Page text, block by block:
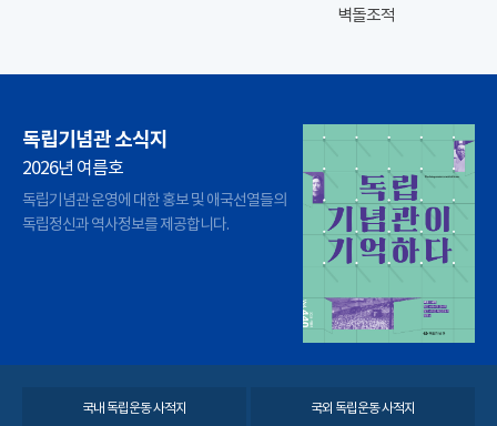
벽돌조적
독립기념관 소식지
2026년 여름호
독립기념관 운영에 대한 홍보 및 애국선열들의
독립정신과 역사정보를 제공합니다.
국내 독립운동 사적지 국외 독립운동 사적지